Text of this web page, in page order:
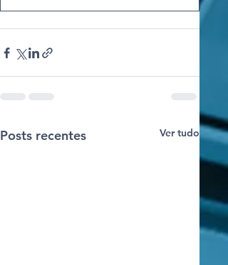
Posts recentes Ver tudo